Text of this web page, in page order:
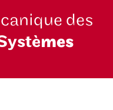
des
mes